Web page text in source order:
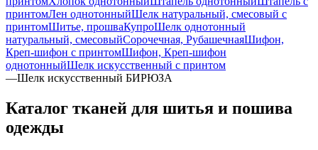
принтомЛен однотонныйШелк натуральный, смесовый с
принтомШитье, прошваКупроШелк однотонный
натуральный, смесовыйСорочечная, РубашечнаяШифон,
Креп-шифон с принтомШифон, Креп-шифон
однотонныйШелк искусственный с принтом
—Шелк искусственный БИРЮЗА
Каталог тканей для шитья и пошива
одежды